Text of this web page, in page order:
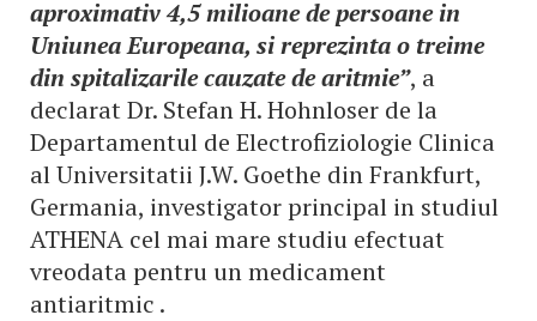
aproximativ 4,5 milioane de persoane in
Uniunea Europeana, si reprezinta o treime
din spitalizarile cauzate de aritmie”, a
declarat Dr. Stefan H. Hohnloser de la
Departamentul de Electrofiziologie Clinica
al Universitatii J.W. Goethe din Frankfurt,
Germania, investigator principal in studiul
ATHENA cel mai mare studiu efectuat
vreodata pentru un medicament
antiaritmic .